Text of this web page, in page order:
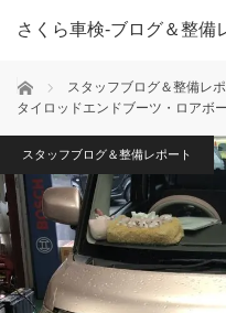
さくら車検‐ブログ＆整備
ホーム スタッフブログ＆整備レポ
タイロッドエンドブーツ・ロアボ
スタッフブログ＆整備レポート